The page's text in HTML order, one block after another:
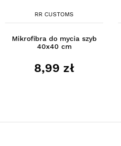
RR CUSTOMS
Mikrofibra do mycia szyb
40x40 cm
8,99 zł